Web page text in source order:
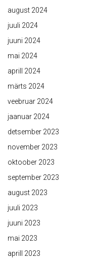
august 2024
juuli 2024
juuni 2024
mai 2024
aprill 2024
märts 2024
veebruar 2024
jaanuar 2024
detsember 2023
november 2023
oktoober 2023
september 2023
august 2023
juuli 2023
juuni 2023
mai 2023
aprill 2023